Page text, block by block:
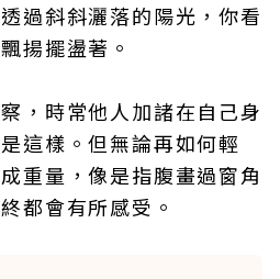
過斜斜灑落的陽光，你看
揚擺盪著。
，時常他人加諸在自己身
這樣。但無論再如何輕
重量，像是指腹畫過窗角
都會有所感受。